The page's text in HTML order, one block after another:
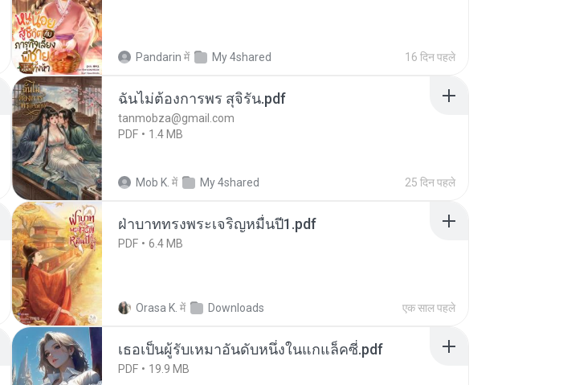
Pandarin में My 4shared 16 दिन पहले
ฉันไม่ต้องการพร สุจิรัน.pdf
tanmobza@gmail.com
PDF
1.4 MB
Mob K. में My 4shared 25 दिन पहले
ฝ่าบาททรงพระเจริญหมื่นปี1.pdf
PDF 6.4 MB
Orasa K. में Downloads एक साल पहले
เธอเป็นผู้รับเหมาอันดับหนึ่งในแกแล็คซี่.pdf
PDF 19.9 MB